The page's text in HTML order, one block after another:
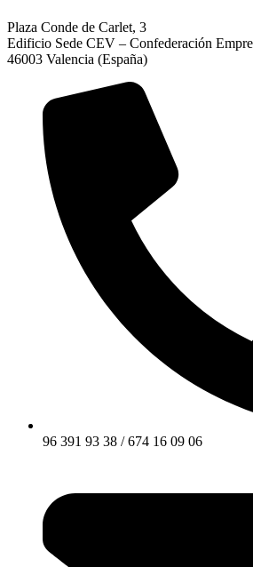
Plaza Conde de Carlet, 3
Edificio Sede CEV – Confederación
46003 Valencia (España)
96 391 93 38 / 674 16 09 06